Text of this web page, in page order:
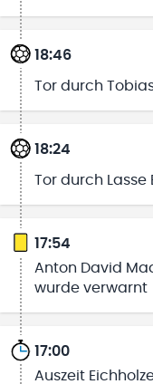
18:46
Tor durch
18:24
Tor durch Lasse
17:54
Anton David
wurde verwarnt
17:00
Auszeit